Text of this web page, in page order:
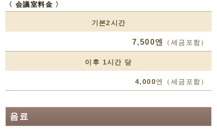
〈 会議室料金 〉
기본2시간
7,500엔 （세금포함）
이후 1시간 당
4,000엔（세금포함）
음료